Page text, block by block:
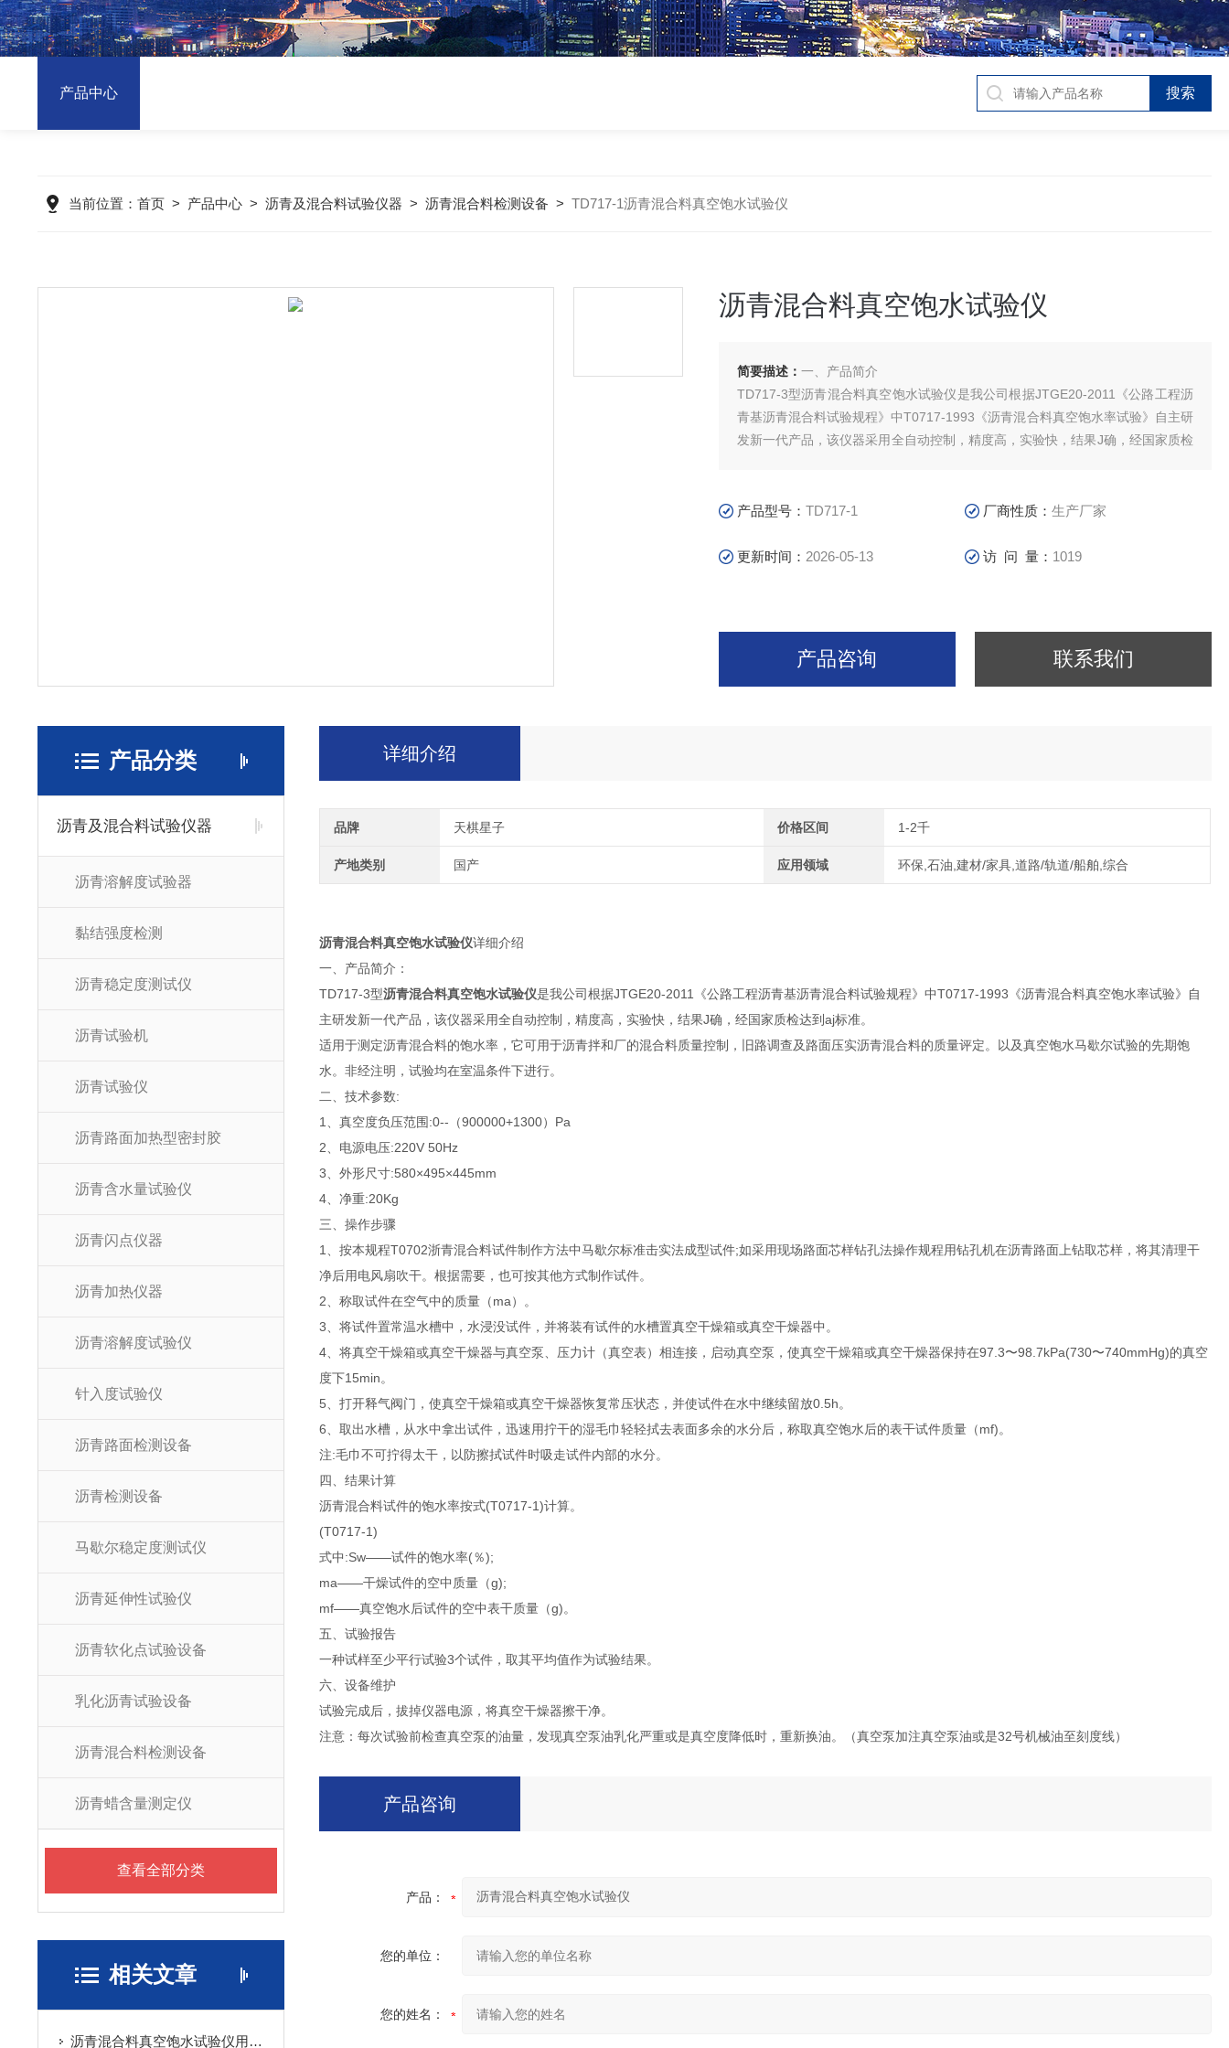
产品中心
当前位置： 首页> 产品中心> 沥青及混合料试验仪器 > 沥青混合料检测设备 > TD717-1沥青混合料真空饱水试验仪
沥青混合料真空饱水试验仪
简要描述： 一、产品简介
TD717-3型沥青混合料真空饱水试验仪是我公司根据JTGE20-2011《公路工程沥
青基沥青混合料试验规程》中T0717-1993《沥青混合料真空饱水率试验》自主研
发新一代产品，该仪器采用全自动控制，精度高，实验快，结果J确，经国家质检
产品型号： TD717-1 厂商性质：生产厂家
更新时间： 2026-05-13 访 问 量： 1019
产品咨询 联系我们
详细介绍
品牌 天棋星子 价格区间 1-2千
产地类别 国产 应用领域 环保,石油,建材/家具,道路/轨道/船舶,综合
沥青混合料真空饱水试验仪详细介绍
一、产品简介：
TD717-3型沥青混合料真空饱水试验仪是我公司根据JTGE20-2011《公路工程沥青基沥青混合料试验规程》中T0717-1993《沥青混合料真空饱水率试验》自
主研发新一代产品，该仪器采用全自动控制，精度高，实验快，结果J确，经国家质检达到aj标准。
适用于测定沥青混合料的饱水率，它可用于沥青拌和厂的混合料质量控制，旧路调查及路面压实沥青混合料的质量评定。以及真空饱水马歇尔试验的先期饱
水。非经注明，试验均在室温条件下进行。
二、技术参数:
1、真空度负压范围:0--（900000+1300）Pa
2、电源电压:220V 50Hz
3、外形尺寸:580×495×445mm
4、净重:20Kg
三、操作步骤
1、按本规程T0702浙青混合料试件制作方法中马歇尔标准击实法成型试件;如采用现场路面芯样钻孔法操作规程用钻孔机在沥青路面上钻取芯样，将其清理干
净后用电风扇吹干。根据需要，也可按其他方式制作试件。
2、称取试件在空气中的质量（ma）。
3、将试件置常温水槽中，水浸没试件，并将装有试件的水槽置真空干燥箱或真空干燥器中。
4、将真空干燥箱或真空干燥器与真空泵、压力计（真空表）相连接，启动真空泵，使真空干燥箱或真空干燥器保持在97.3〜98.7kPa(730〜740mmHg)的真空
度下15min。
5、打开释气阀门，使真空干燥箱或真空干燥器恢复常压状态，并使试件在水中继续留放0.5h。
6、取出水槽，从水中拿出试件，迅速用拧干的湿毛巾轻轻拭去表面多余的水分后，称取真空饱水后的表干试件质量（mf)。
注:毛巾不可拧得太干，以防擦拭试件时吸走试件内部的水分。
四、结果计算
沥青混合料试件的饱水率按式(T0717-1)计算。
(T0717-1)
式中:Sw——试件的饱水率(％);
ma——干燥试件的空中质量（g);
mf——真空饱水后试件的空中表干质量（g)。
五、试验报告
一种试样至少平行试验3个试件，取其平均值作为试验结果。
六、设备维护
试验完成后，拔掉仪器电源，将真空干燥器擦干净。
注意：每次试验前检查真空泵的油量，发现真空泵油乳化严重或是真空度降低时，重新换油。（真空泵加注真空泵油或是32号机械油至刻度线）
产品咨询
产品：
您的单位：
您的姓名：
产品分类
沥青及混合料试验仪器
沥青溶解度试验器
黏结强度检测
沥青稳定度测试仪
沥青试验机
沥青试验仪
沥青路面加热型密封胶
沥青含水量试验仪
沥青闪点仪器
沥青加热仪器
沥青溶解度试验仪
针入度试验仪
沥青路面检测设备
沥青检测设备
马歇尔稳定度测试仪
沥青延伸性试验仪
沥青软化点试验设备
乳化沥青试验设备
沥青混合料检测设备
沥青蜡含量测定仪
查看全部分类
相关文章
沥青混合料真空饱水试验仪用于研究不同因素对沥青混合料性能的影响